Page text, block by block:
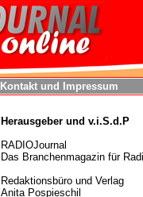
Kontakt und Impressum
Herausgeber und v.i.S.d.P
RADIOJournal
Das Branchenmagazin für
Redaktionsbüro und Verlag
Anita Pospieschil